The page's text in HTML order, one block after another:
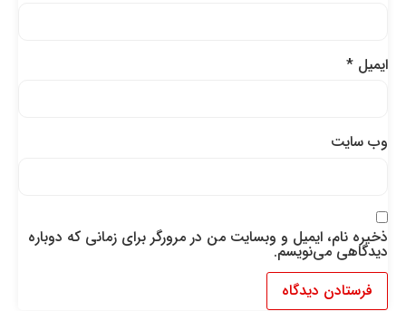
ایمیل*
وب‌ سایت
ذخیره نام، ایمیل و وبسایت من در مرورگر برای زمانی که دوباره
دیدگاهی می‌نویسم.